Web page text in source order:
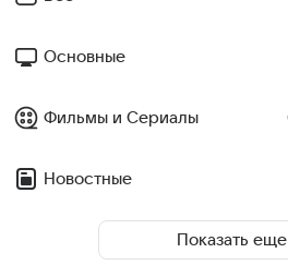
Основные
Фильмы и Сериалы
Новостные
Показать еще